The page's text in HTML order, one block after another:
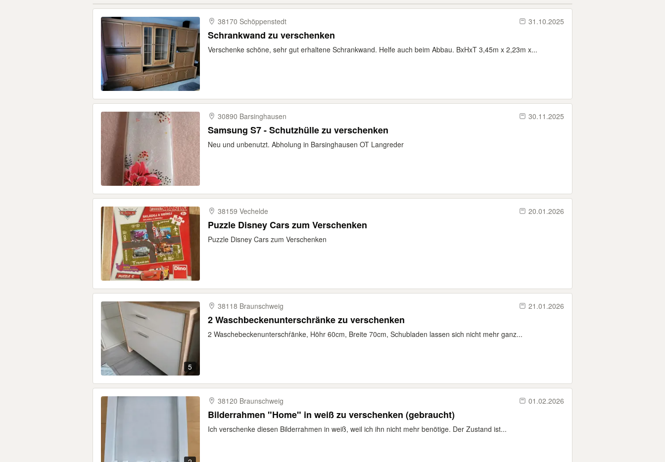
38170 Schöppenstedt 31.10.2025
Schrankwand zu verschenken
Verschenke schöne, sehr gut erhaltene Schrankwand. Helfe auch beim Abbau. BxHxT 3,45m x 2,23m x...
30890 Barsinghausen 30.11.2025
Samsung S7 - Schutzhülle zu verschenken
Neu und unbenutzt. Abholung in Barsinghausen OT Langreder
38159 Vechelde 20.01.2026
Puzzle Disney Cars zum Verschenken
Puzzle Disney Cars zum Verschenken
5
38118 Braunschweig 21.01.2026
2 Waschbeckenunterschränke zu verschenken
2 Waschebeckenunterschŕänke, Höhr 60cm, Breite 70cm, Schubladen lassen sich nicht mehr ganz...
38120 Braunschweig 01.02.2026
Bilderrahmen "Home" in weiß zu verschenken (gebraucht)
Ich verschenke diesen Bilderrahmen in weiß, weil ich ihn nicht mehr benötige. Der Zustand ist...